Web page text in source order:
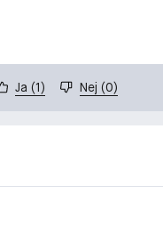
Ja (1) Nej (0)